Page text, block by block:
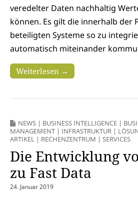
veredelter Daten nachhaltig
können. Es gilt die innerhalb der
beteiligten Systeme so zu
automatisch miteinander
Weiterlesen →
NEWS | BUSINESS INTELLIGENCE |
MANAGEMENT | INFRASTRUKTUR |
ARTIKEL | RECHENZENTRUM | SERVICES
Die Entwicklung
zu Fast Data
24. Januar 2019